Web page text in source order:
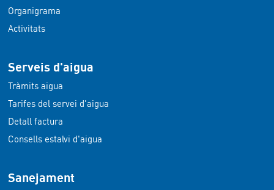
Organigrama
Activitats
Serveis d'aigua
Tràmits aigua
Tarifes del servei d'aigua
Detall factura
Consells estalvi d'aigua
Sanejament